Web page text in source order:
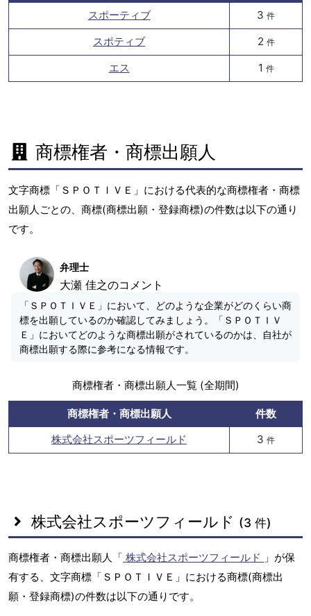
スポーティブ 3 件
スポティブ 2 件
エス 1 件
商標権者・商標出願人
文字商標「ＳＰＯＴＩＶＥ」における代表的な商標権者・商標
出願人ごとの、商標(商標出願・登録商標)の件数は以下の通り
です。
弁理士
大瀬 佳之のコメント
「ＳＰＯＴＩＶＥ」において、どのような企業がどのくらい商
標を出願しているのか確認してみましょう。「ＳＰＯＴＩＶ
Ｅ」においてどのような商標出願がされているのかは、自社が
商標出願する際に参考になる情報です。
商標権者・商標出願人一覧 (全期間)
商標権者・商標出願人
件数
株式会社スポーツフィールド
3 件
株式会社スポーツフィールド (3 件)
商標権者・商標出願人「 株式会社スポーツフィールド 」が保
有する、文字商標「ＳＰＯＴＩＶＥ」における商標(商標出
願・登録商標)の件数は以下の通りです。